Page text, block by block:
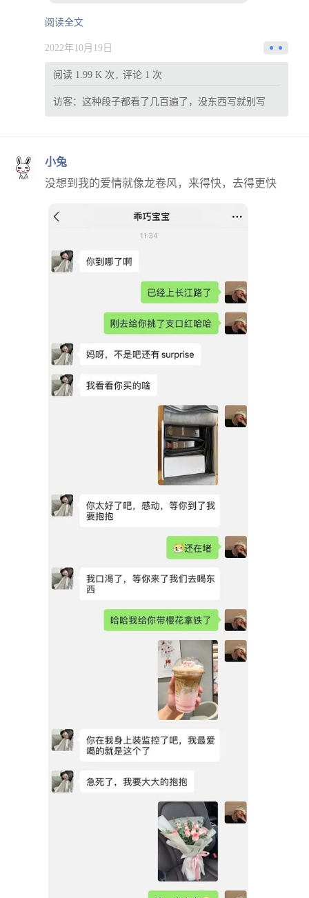
阅读全文
2022年10月19日
阅读 1.99 K 次 评论 1 次
访客： 这种段子都看了几百遍了，没东西写就别写
小兔
没想到我的爱情就像龙卷风，来得快，去得更快